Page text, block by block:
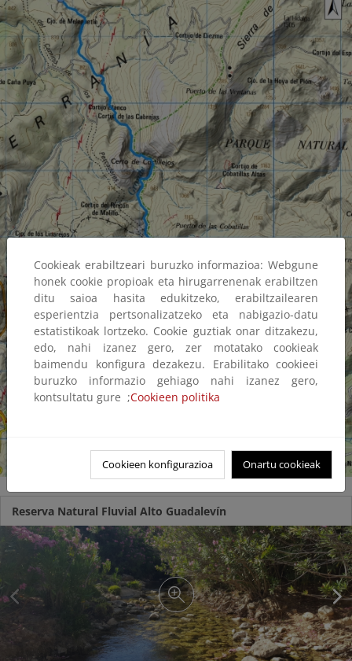
Reserva Natural Fluvial Alto Guadalevín
Cookieak erabiltzeari buruzko informazioa: Webgune
honek cookie propioak eta hirugarrenenak erabiltzen
ditu saioa hasita edukitzeko, erabiltzailearen
esperientzia pertsonalizatzeko eta nabigazio-datu
estatistikoak lortzeko. Cookie guztiak onar ditzakezu,
edo, nahi izanez gero, zer motatako cookieak
baimendu konfigura dezakezu. Erabilitako cookieei
buruzko informazio gehiago nahi izanez gero,
kontsultatu gure ;Cookieen politika
Cookieen konfigurazioa Onartu cookieak